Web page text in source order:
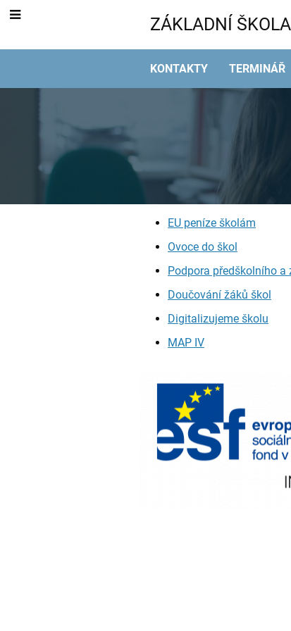
ZÁKLADNÍ
KONTAKTY
TERMINÁŘ
Projekty
EU peníze školám
Ovoce do škol
Podpora předškolního a
Doučování žáků škol
Digitalizujeme školu
MAP IV